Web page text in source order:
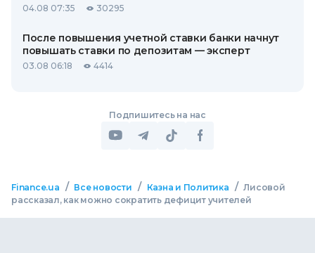
04.08 07:35 30295
После повышения учетной ставки банки начнут
повышать ставки по депозитам — эксперт
03.08 06:18 4414
Подпишитесь на нас
Finance.ua / Все новости / Казна и Политика / Лисовой
рассказал, как можно сократить дефицит учителей